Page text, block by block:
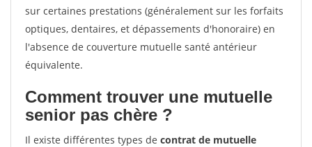
sur certaines prestations (généralement sur les forfaits
optiques, dentaires, et dépassements d'honoraire) en
l'absence de couverture mutuelle santé antérieur
équivalente.
Comment trouver une mutuelle
senior pas chère ?
Il existe différentes types de contrat de mutuelle